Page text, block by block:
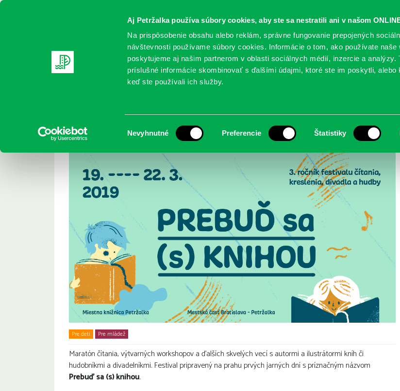
Aj Petržalka používa súbory cookies, aby ste sa nestratili ani v našom
Na prispôsobenie obsahu alebo reklám, správne fungovanie prepojených
návštevnosti používame súbory cookies. Informácie o tom, ako používate naše
poskytujeme aj našim partnerom v oblasti sociálnych médií, inzercie a analýzy.
príslušné informácie skombinovať s ďalšími údajmi, ktoré ste im poskytli, alebo
keď ste používali ich služby.
súhlasu
Nevyhnutné Preferencie Štatistiky
REGISTRUJTE SA ONLINE KATALÓGY SLUŽBY PODUJATIA POBOČKY
Prebuď sa (s) knihou
Pre deti Pre mládež
Maratón čítania, výtvarných workshopov a ďalších skvelých vecí s autormi a ilustrátormi kníh či
hudobníkmi a divadelníkmi. Festival pripravený na prahu prvých jarných dní s príznačným názvom
Prebuď sa (s) knihou.